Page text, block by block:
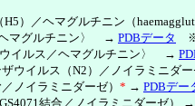
H5）／ヘマグルチニン（
ヘマグルチニン〉 → PDBデータ
※
ウイルス／ヘマグルチニン〉 →
ザウイルス（N2）／ノイラミニ
ノイラミニダーゼ） * → PDBデー
結合／ノイラミニダーゼ）